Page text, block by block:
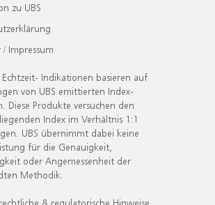
zu UBS
/ Impressum
Echtzeit- Indikationen basieren auf
von UBS emittierten Index-
Diese Produkte versuchen den
Index im Verhältnis 1:1
UBS übernimmt dabei keine
für die Genauigkeit,
oder Angemessenheit der
Methodik.